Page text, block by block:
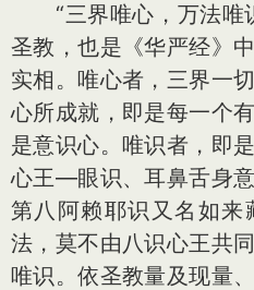
“三界唯心，万法唯
圣教，也是《华严经》
实相。唯心者，三界一
心所成就，即是每一个
是意识心。唯识者，即
心王—眼识、耳鼻舌身
第八阿赖耶识又名如
法，莫不由八识心王共
唯识。依圣教量及现量